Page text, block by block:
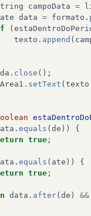
campoData =
data = formato .
(
texto . append (
. close ();
. setText (texto
. equals (de ))
{
true ;
. equals ( ate ))
{
true ;
data . after(de ) &&